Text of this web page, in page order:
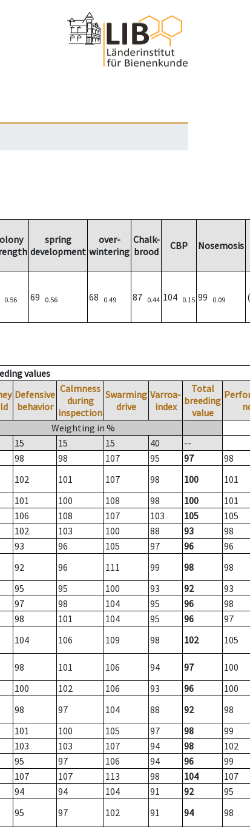
spring
development
over-
wintering
Chalk-
brood
CBP Nosemosis
0.56 69 0.56 68 0.49 87 0.44 104 0.15 99 0.09
values
Defensive
behavior
Calmness
during
inspection
Swarming
drive
Varroa-
index
Total
breeding
value
Weighting in %
15 15 15 40
--
98 98 107 95 97
98
102 101 107 98 100
101
101 100 108 98 100
101
106 108 107 103 105
105
102 103 100 88 93
98
93 96 105 97 96
96
92 96 111 99 98
98
95 95 100 93 92
93
97 98 104 95 96
98
98 101 104 95 96
97
104 106 109 98 102 105
98 101 106 94 97
100
100 102 106 93 96
100
98 97 104 88 92
98
101 100 105 97 98
99
103 103 107 94 98
102
95 97 106 94 96
99
107 107 113 98 104
107
94 94 104 91 92
95
95 97 102 91 94 98